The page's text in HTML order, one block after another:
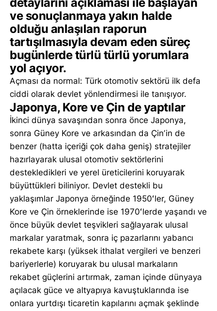
ve sonuçlanmaya yakın halde
olduğu anlaşılan raporun
tartışılmasıyla devam eden süreç
bugünlerde türlü türlü yorumlara
yol açıyor.
Açması da normal: Türk otomotiv sektörü ilk defa
ciddi olarak devlet yönlendirmesi ile tanışıyor.
Japonya, Kore ve Çin de yaptılar
İkinci dünya savaşından sonra önce Japonya,
sonra Güney Kore ve arkasından da Çinʼin de
benzer (hatta içeriği çok daha geniş) stratejiler
hazırlayarak ulusal otomotiv sektörlerini
destekledikleri ve yerel üreticilerini koruyarak
büyüttükleri biliniyor. Devlet destekli bu
yaklaşımlar Japonya örneğinde 1950ʻler, Güney
Kore ve Çin örneklerinde ise 1970ʻlerde yaşandı ve
önce büyük devlet teşvikleri sağlayarak ulusal
markalar yaratmak, sonra iç pazarlarını yabancı
rekabete karşı (yüksek ithalat vergileri ve benzeri
bariyerlerle) koruyarak bu ulusal markaların
rekabet güçlerini artırmak, zaman içinde dünyaya
açılacak güce ve altyapıya kavuştuklarında ise
onlara yurtdışı ticaretin kapılarını açmak şeklinde